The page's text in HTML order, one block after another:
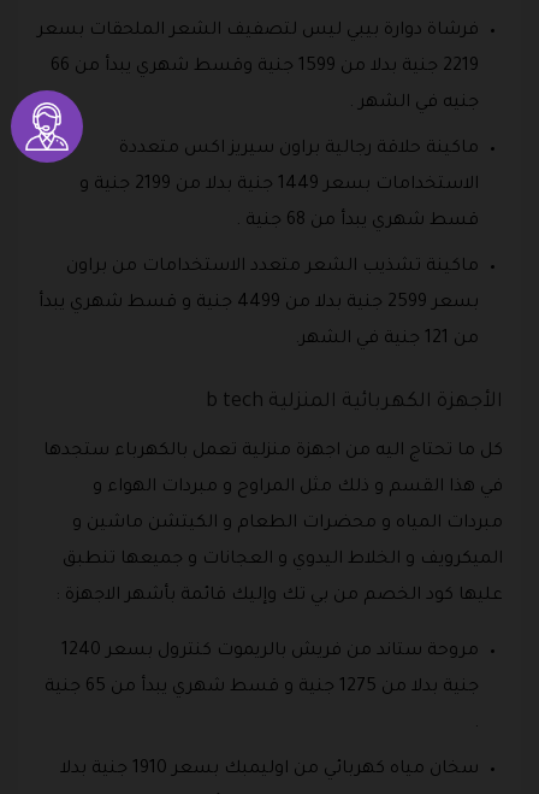
فرشاة دوارة بيبي ليس لتصفيف الشعر الملحقات بسعر
2219 جنية بدلا من 1599 جنية وقسط شهري يبدأ من 66
جنيه في الشهر .
ماكينة حلاقة رجالية براون سيريز اكس متعددة
الاستخدامات بسعر 1449 جنية بدلا من 2199 جنية و
قسط شهري يبدأ من 68 جنية .
ماكينة تشذيب الشعر متعدد الاستخدامات من براون
بسعر 2599 جنية بدلا من 4499 جنية و قسط شهري يبدأ
من 121 جنية في الشهر.
الأجهزة الكهربائية المنزلية b tech
كل ما تحتاج اليه من اجهزة منزلية تعمل بالكهرباء ستجدها
في هذا القسم و ذلك مثل المراوح و مبردات الهواء و
مبردات المياه و محضرات الطعام و الكيتشن ماشين و
الميكرويف و الخلاط اليدوي و العجانات و جميعها تنطبق
عليها كود الخصم من بي تك وإليك قائمة بأشهر الاجهزة :
مروحة ستاند من فريش بالريموت كنترول بسعر 1240
جنية بدلا من 1275 جنية و قسط شهري يبدأ من 65 جنية
.
سخان مياه كهربائي من اوليمبك بسعر 1910 جنية بدلا